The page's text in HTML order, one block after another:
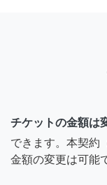
チケットの金額は
できます。本契約
金額の変更は可能